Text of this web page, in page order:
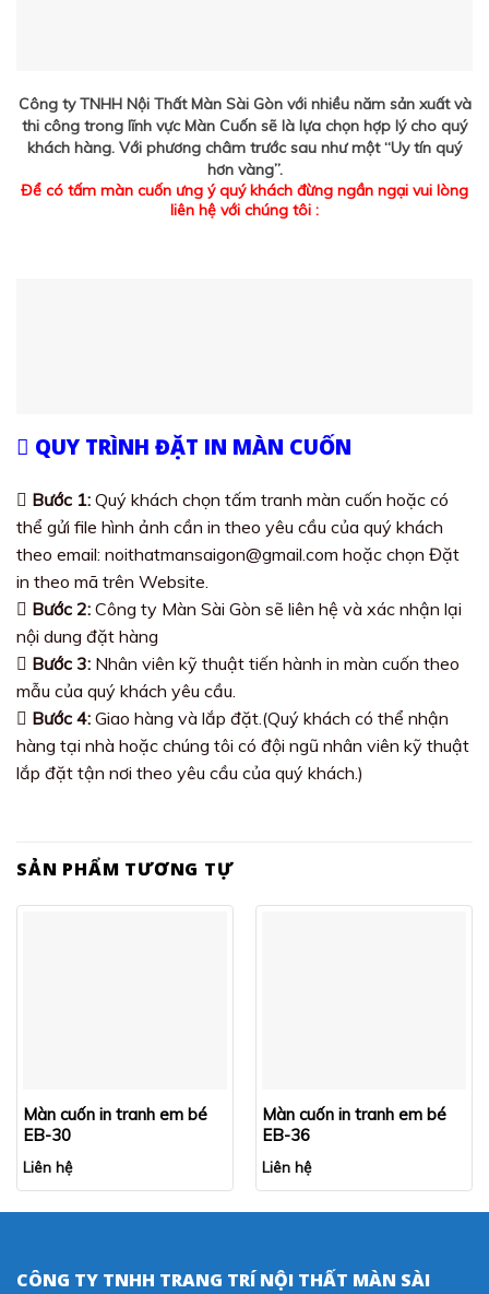
Công ty TNHH Nội Thất Màn Sài Gòn với nhiều năm sản xuất và
thi công trong lĩnh vực Màn Cuốn sẽ là lựa chọn hợp lý cho quý
khách hàng. Với phương châm trước sau như một “Uy tín quý
hơn vàng”.
Để có tấm màn cuốn ưng ý quý khách đừng ngần ngại vui lòng
liên hệ với chúng tôi :
QUY TRÌNH ĐẶT IN MÀN CUỐN
Bước 1: Quý khách chọn tấm tranh màn cuốn hoặc có
thể gửi file hình ảnh cần in theo yêu cầu của quý khách
theo email: noithatmansaigon@gmail.com hoặc chọn Đặt
in theo mã trên Website.
Bước 2: Công ty Màn Sài Gòn sẽ liên hệ và xác nhận lại
nội dung đặt hàng
Bước 3: Nhân viên kỹ thuật tiến hành in màn cuốn theo
mẫu của quý khách yêu cầu.
Bước 4: Giao hàng và lắp đặt.(Quý khách có thể nhận
hàng tại nhà hoặc chúng tôi có đội ngũ nhân viên kỹ thuật
lắp đặt tận nơi theo yêu cầu của quý khách.)
SẢN PHẨM TƯƠNG TỰ
Màn cuốn in tranh em bé
EB-30
Liên hệ
Màn cuốn in tranh em bé
EB-36
Liên hệ
CÔNG TY TNHH TRANG TRÍ NỘI THẤT MÀN SÀI